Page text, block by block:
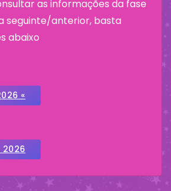
as informações da fase
seguinte/anterior, basta
abaixo
«
2026